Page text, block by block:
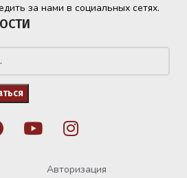
за нами в социальных сетях.
Авторизация